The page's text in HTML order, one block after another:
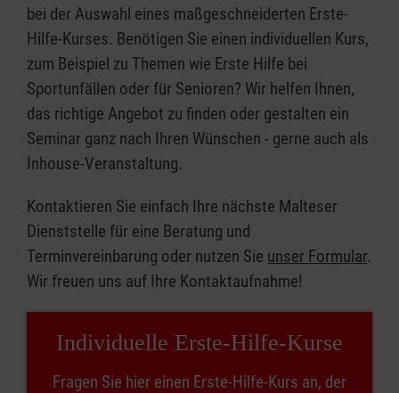
bei der Auswahl eines maßgeschneiderten Erste-
Hilfe-Kurses. Benötigen Sie einen individuellen Kurs,
zum Beispiel zu Themen wie Erste Hilfe bei
Sportunfällen oder für Senioren? Wir helfen Ihnen,
das richtige Angebot zu finden oder gestalten ein
Seminar ganz nach Ihren Wünschen - gerne auch als
Inhouse-Veranstaltung.
Kontaktieren Sie einfach Ihre nächste Malteser
Dienststelle für eine Beratung und
Terminvereinbarung oder nutzen Sie unser Formular.
Wir freuen uns auf Ihre Kontaktaufnahme!
Individuelle Erste-Hilfe-Kurse
Fragen Sie hier einen Erste-Hilfe-Kurs an, der